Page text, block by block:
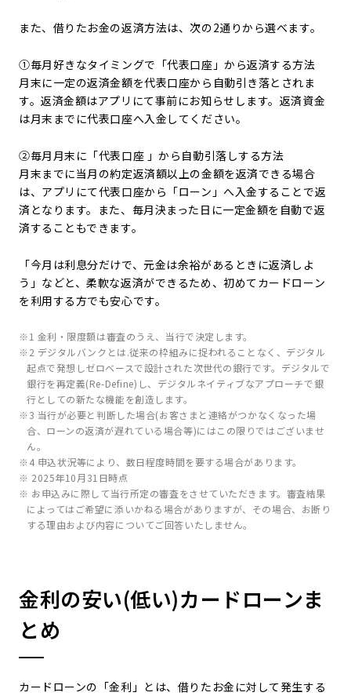
また、借りたお金の返済方法は、次の2通りから選べます。
①毎月好きなタイミングで「代表口座」から返済する方法
月末に一定の返済金額を代表口座から自動引き落とされま
す。返済金額はアプリにて事前にお知らせします。返済資金
は月末までに代表口座へ入金してください。
②毎月月末に「代表口座 」から自動引落しする方法
月末までに当月の約定返済額以上の金額を返済できる場合
は、アプリにて代表口座から「ローン」へ入金することで返
済となります。また、毎月決まった日に一定金額を自動で返
済することもできます。
「今月は利息分だけで、元金は余裕があるときに返済しよ
う」などと、柔軟な返済ができるため、初めてカードローン
を利用する方でも安心です。
※1 金利・限度額は審査のうえ、当行で決定します。
※2 デジタルバンクとは.従来の枠組みに捉われることなく、デジタル
起点で発想しゼロベースで設計された次世代の銀行です。デジタルで
銀行を再定義(Re-Define)し、デジタルネイティブなアプローチで銀
行としての新たな機能を創造します。
※3 当行が必要と判断した場合(お客さまと連絡がつかなくなった場
合、ローンの返済が遅れている場合等)にはこの限りではございませ
ん。
※4 申込状況等により、数日程度時間を要する場合があります。
※ 2025年10月31日時点
※ お申込みに際して当行所定の審査をさせていただきます。審査結果
によってはご希望に添いかねる場合がありますが、その場合、お断り
する理由および内容についてご回答いたしません。
金利の安い(低い)カードローンま
とめ
カードローンの「金利」とは、借りたお金に対して発生する